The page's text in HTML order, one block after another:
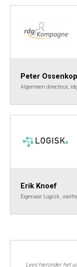
Peter
Algemeen directeur,
Erik Knoef
Eigenaar Logisk,
Lees hieronder het